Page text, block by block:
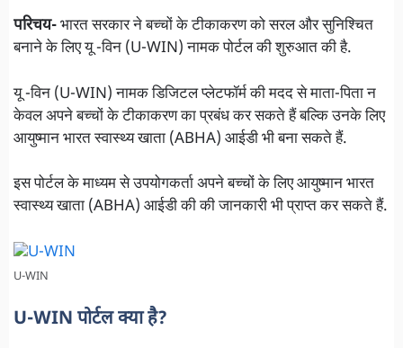
परिचय-भारत सरकार ने बच्चों के टीकाकरण को सरल और सुनिश्चित
बनाने के लिए यू -विन (U-WIN) नामक पोर्टल की शुरुआत की है.
यू -विन (U-WIN) नामक डिजिटल प्लेटफॉर्म की मदद से माता-पिता न
केवल अपने बच्चों के टीकाकरण का प्रबंध कर सकते हैं बल्कि उनके लिए
आयुष्मान भारत स्वास्थ्य खाता (ABHA) आईडी भी बना सकते हैं.
इस पोर्टल के माध्यम से उपयोगकर्ता अपने बच्चों के लिए आयुष्मान भारत
स्वास्थ्य खाता (ABHA) आईडी की की जानकारी भी प्राप्त कर सकते हैं.
U-WIN
U-WIN पोर्टल क्या है?